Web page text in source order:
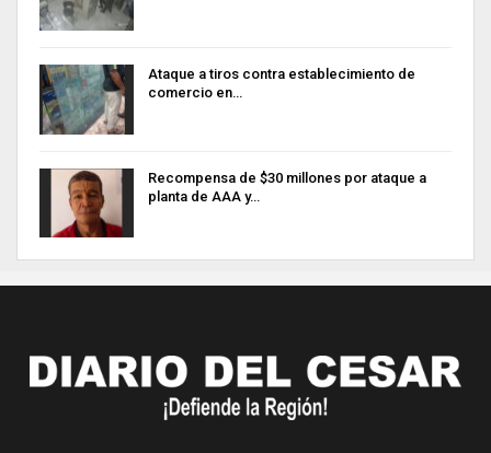
Ataque a tiros contra establecimiento de
comercio en…
Recompensa de $30 millones por ataque a
planta de AAA y…